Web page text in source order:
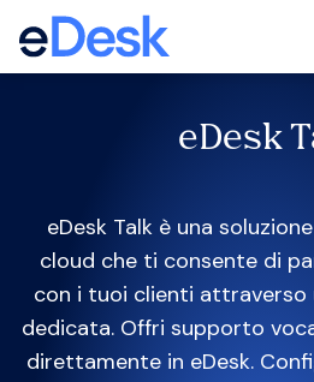
eDesk
eDesk Talk è una
cloud che ti consente di
con i tuoi clienti attraverso
dedicata. Offri supporto
direttamente in eDesk.